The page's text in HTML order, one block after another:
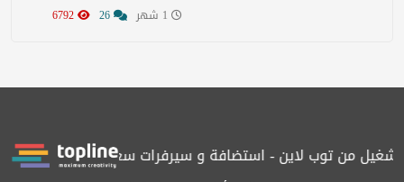
من توب لاين - استضافة و سيرفرات سعوديةالمرصد حاصلة على